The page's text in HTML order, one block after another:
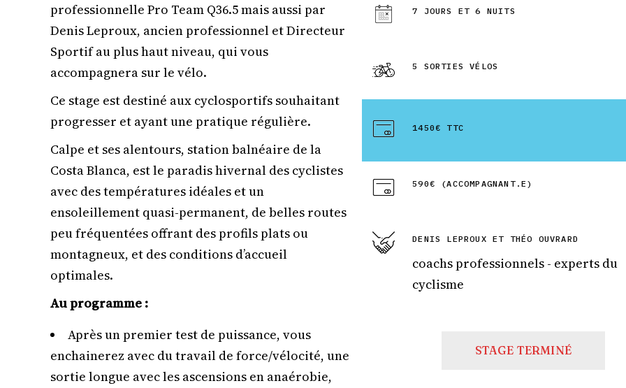
professionnelle Pro Team Q36.5 mais aussi par
Denis Leproux, ancien professionnel et Directeur
Sportif au plus haut niveau, qui vous
accompagnera sur le vélo.
Ce stage est destiné aux cyclosportifs souhaitant
progresser et ayant une pratique régulière.
Calpe et ses alentours, station balnéaire de la
Costa Blanca, est le paradis hivernal des cyclistes
avec des températures idéales et un
ensoleillement quasi-permanent, de belles routes
peu fréquentées offrant des profils plats ou
montagneux, et des conditions d’accueil
optimales.
Au programme :
Après un premier test de puissance, vous
enchainerez avec du travail de force/vélocité, une
sortie longue avec les ascensions en anaérobie,
7 JOURS ET 6 NUITS
5 SORTIES VÉLOS
1450€ TTC
590€ (ACCOMPAGNANT.E)
DENIS LEPROUX ET THÉO OUVRARD
coachs professionnels - experts du
cyclisme
STAGE TERMINÉ